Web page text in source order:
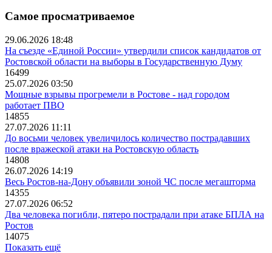
Самое просматриваемое
29.06.2026 18:48
На съезде «Единой России» утвердили список кандидатов от
Ростовской области на выборы в Государственную Думу
16499
25.07.2026 03:50
Мощные взрывы прогремели в Ростове - над городом
работает ПВО
14855
27.07.2026 11:11
До восьми человек увеличилось количество пострадавших
после вражеской атаки на Ростовскую область
14808
26.07.2026 14:19
Весь Ростов-на-Дону объявили зоной ЧС после мегашторма
14355
27.07.2026 06:52
Два человека погибли, пятеро пострадали при атаке БПЛА на
Ростов
14075
Показать ещё